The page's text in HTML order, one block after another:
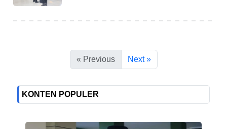
« Previous Next »
KONTEN POPULER